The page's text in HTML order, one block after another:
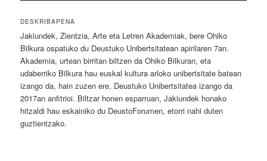
DESKRIBAPENA
Jakiundek, Zientzia, Arte eta Letren Akademiak, bere Ohiko
Bilkura ospatuko du Deustuko Unibertsitatean apirilaren 7an.
Akademia, urtean birritan biltzen da Ohiko Bilkuran, eta
udaberriko Bilkura hau euskal kultura arloko unibertsitate batean
izango da, hain zuzen ere, Deustuko Unibertsitatea izango da
2017an anfitrioi. Biltzar honen esparruan, Jakiundek honako
hitzaldi hau eskainiko du DeustoForumen, etorri nahi duten
guztientzako.